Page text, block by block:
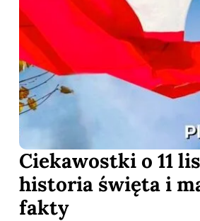
Ciekawostki o 11
historia święta i
fakty